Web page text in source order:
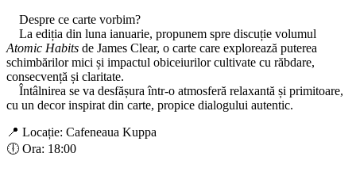
Despre ce carte vorbim?
La ediția din luna ianuarie, propunem spre discuție volumul
Atomic Habits de James Clear, o carte care explorează puterea
schimbărilor mici și impactul obiceiurilor cultivate cu răbdare,
consecvență și claritate.
Întâlnirea se va desfășura într-o atmosferă relaxantă și primitoare,
cu un decor inspirat din carte, propice dialogului autentic.
📍 Locație: Cafeneaua Kuppa
🕕 Ora: 18:00